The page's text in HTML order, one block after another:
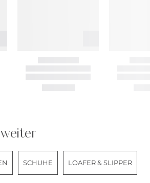
SCHUHE LOAFER & SLIPPER